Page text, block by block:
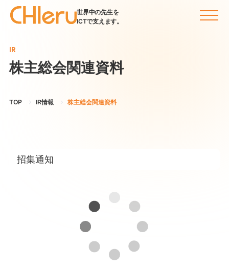
世界中の先生を
ICTで支えます。
IR
株主総会関連資料
TOP IR情報 株主総会関連資料
招集通知